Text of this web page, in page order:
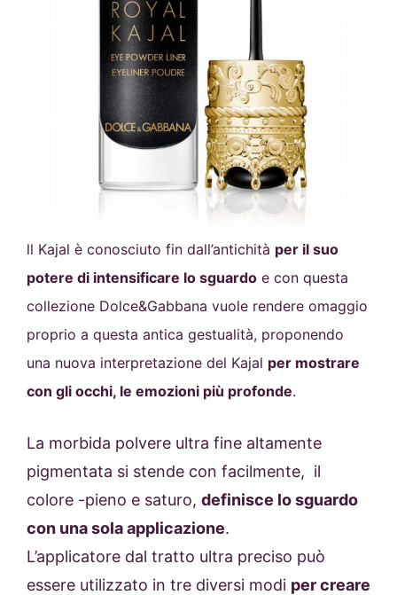
ll Kajal è conosciuto fin dall’antichità per il suo
potere di intensificare lo sguardo e con questa
collezione Dolce&Gabbana vuole rendere omaggio
proprio a questa antica gestualità, proponendo
una nuova interpretazione del Kajal per mostrare
con gli occhi, le emozioni più profonde.
La morbida polvere ultra fine altamente
pigmentata si stende con facilmente, il
colore -pieno e saturo, definisce lo sguardo
con una sola applicazione.
L’applicatore dal tratto ultra preciso può
essere utilizzato in tre diversi modi per creare